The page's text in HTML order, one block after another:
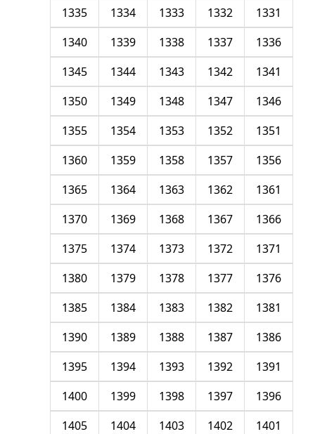
1331
1332
1333
1334
1335
1336
1337
1338
1339
1340
1341
1342
1343
1344
1345
1346
1347
1348
1349
1350
1351
1352
1353
1354
1355
1356
1357
1358
1359
1360
1361
1362
1363
1364
1365
1366
1367
1368
1369
1370
1371
1372
1373
1374
1375
1376
1377
1378
1379
1380
1381
1382
1383
1384
1385
1386
1387
1388
1389
1390
1391
1392
1393
1394
1395
1396
1397
1398
1399
1400
1401
1402
1403
1404
1405